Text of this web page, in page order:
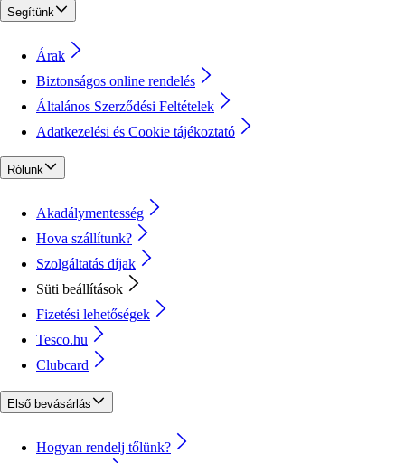
Segítünk
Árak
Biztonságos online rendelés
Általános Szerződési Feltételek
Adatkezelési és Cookie tájékoztató
Rólunk
Akadálymentesség
Hova szállítunk?
Szolgáltatás díjak
Süti beállítások
Fizetési lehetőségek
Tesco.hu
Clubcard
Első bevásárlás
Hogyan rendelj tőlünk?